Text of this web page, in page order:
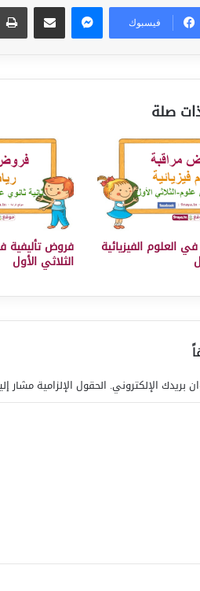
فيسبوك
صلة
العلوم الفيزيائية فروض تأليفية
الثلاثي الأول
بريدك الإلكتروني. الحقول الإلزامية مشار